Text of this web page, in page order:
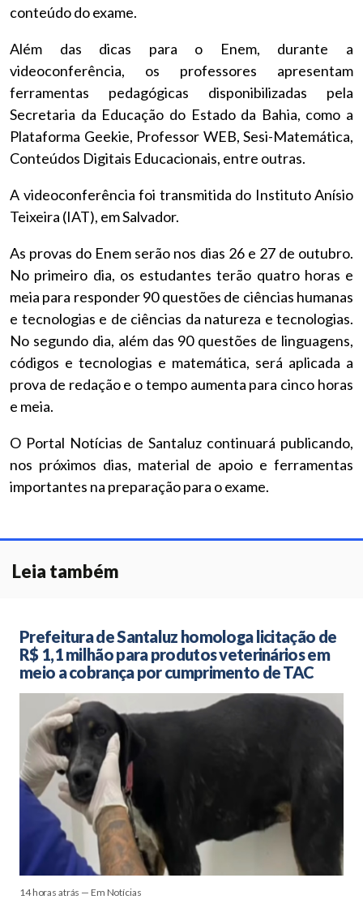
conteúdo do exame.
Além das dicas para o Enem, durante a
videoconferência, os professores apresentam
ferramentas pedagógicas disponibilizadas pela
Secretaria da Educação do Estado da Bahia, como a
Plataforma Geekie, Professor WEB, Sesi-Matemática,
Conteúdos Digitais Educacionais, entre outras.
A videoconferência foi transmitida do Instituto Anísio
Teixeira (IAT), em Salvador.
As provas do Enem serão nos dias 26 e 27 de outubro.
No primeiro dia, os estudantes terão quatro horas e
meia para responder 90 questões de ciências humanas
e tecnologias e de ciências da natureza e tecnologias.
No segundo dia, além das 90 questões de linguagens,
códigos e tecnologias e matemática, será aplicada a
prova de redação e o tempo aumenta para cinco horas
e meia.
O Portal Notícias de Santaluz continuará publicando,
nos próximos dias, material de apoio e ferramentas
importantes na preparação para o exame.
Leia também
Prefeitura de Santaluz homologa licitação de
R$ 1,1 milhão para produtos veterinários em
meio a cobrança por cumprimento de TAC
14 horas atrás — Em Notícias